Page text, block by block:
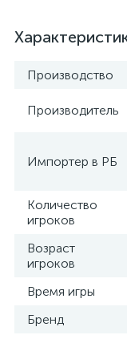
Производство
Производитель
Импортер в РБ
Количество
игроков
Возраст
игроков
Время игры
Бренд